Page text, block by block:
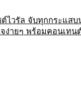
ต์ไวรัล จับทุกกระแส
ง่ายๆ พร้อมคอนเทน